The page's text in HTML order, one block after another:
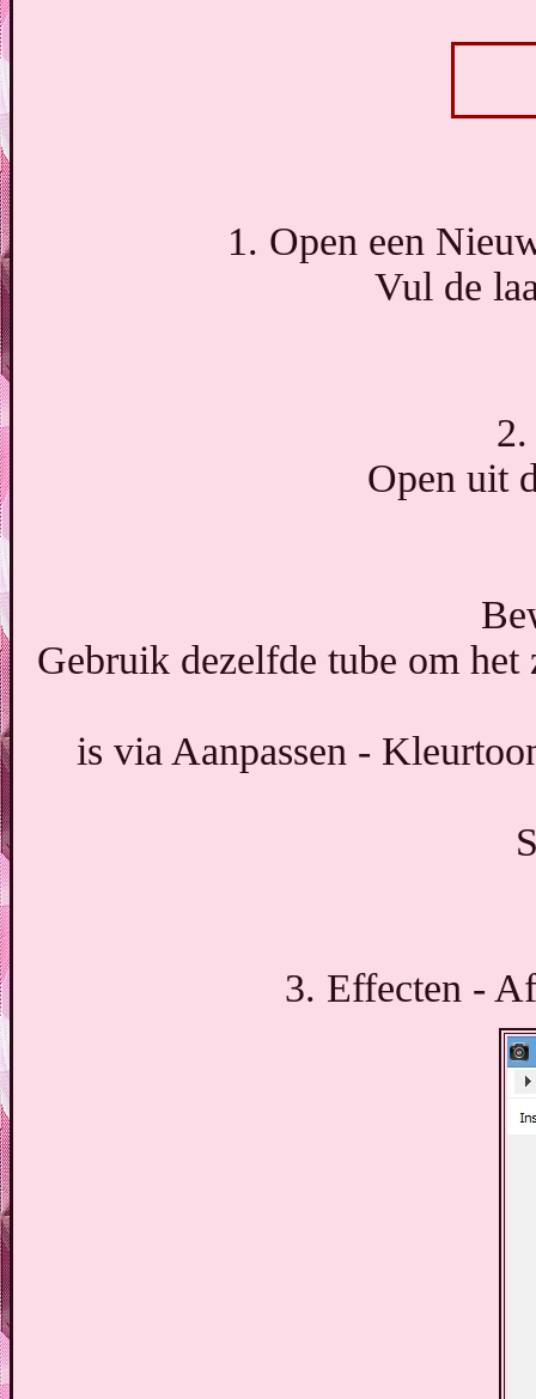
1. Open een
Vul de
Open uit
Gebruik dezelfde tube om het
is via Aanpassen -
3. Effecten -